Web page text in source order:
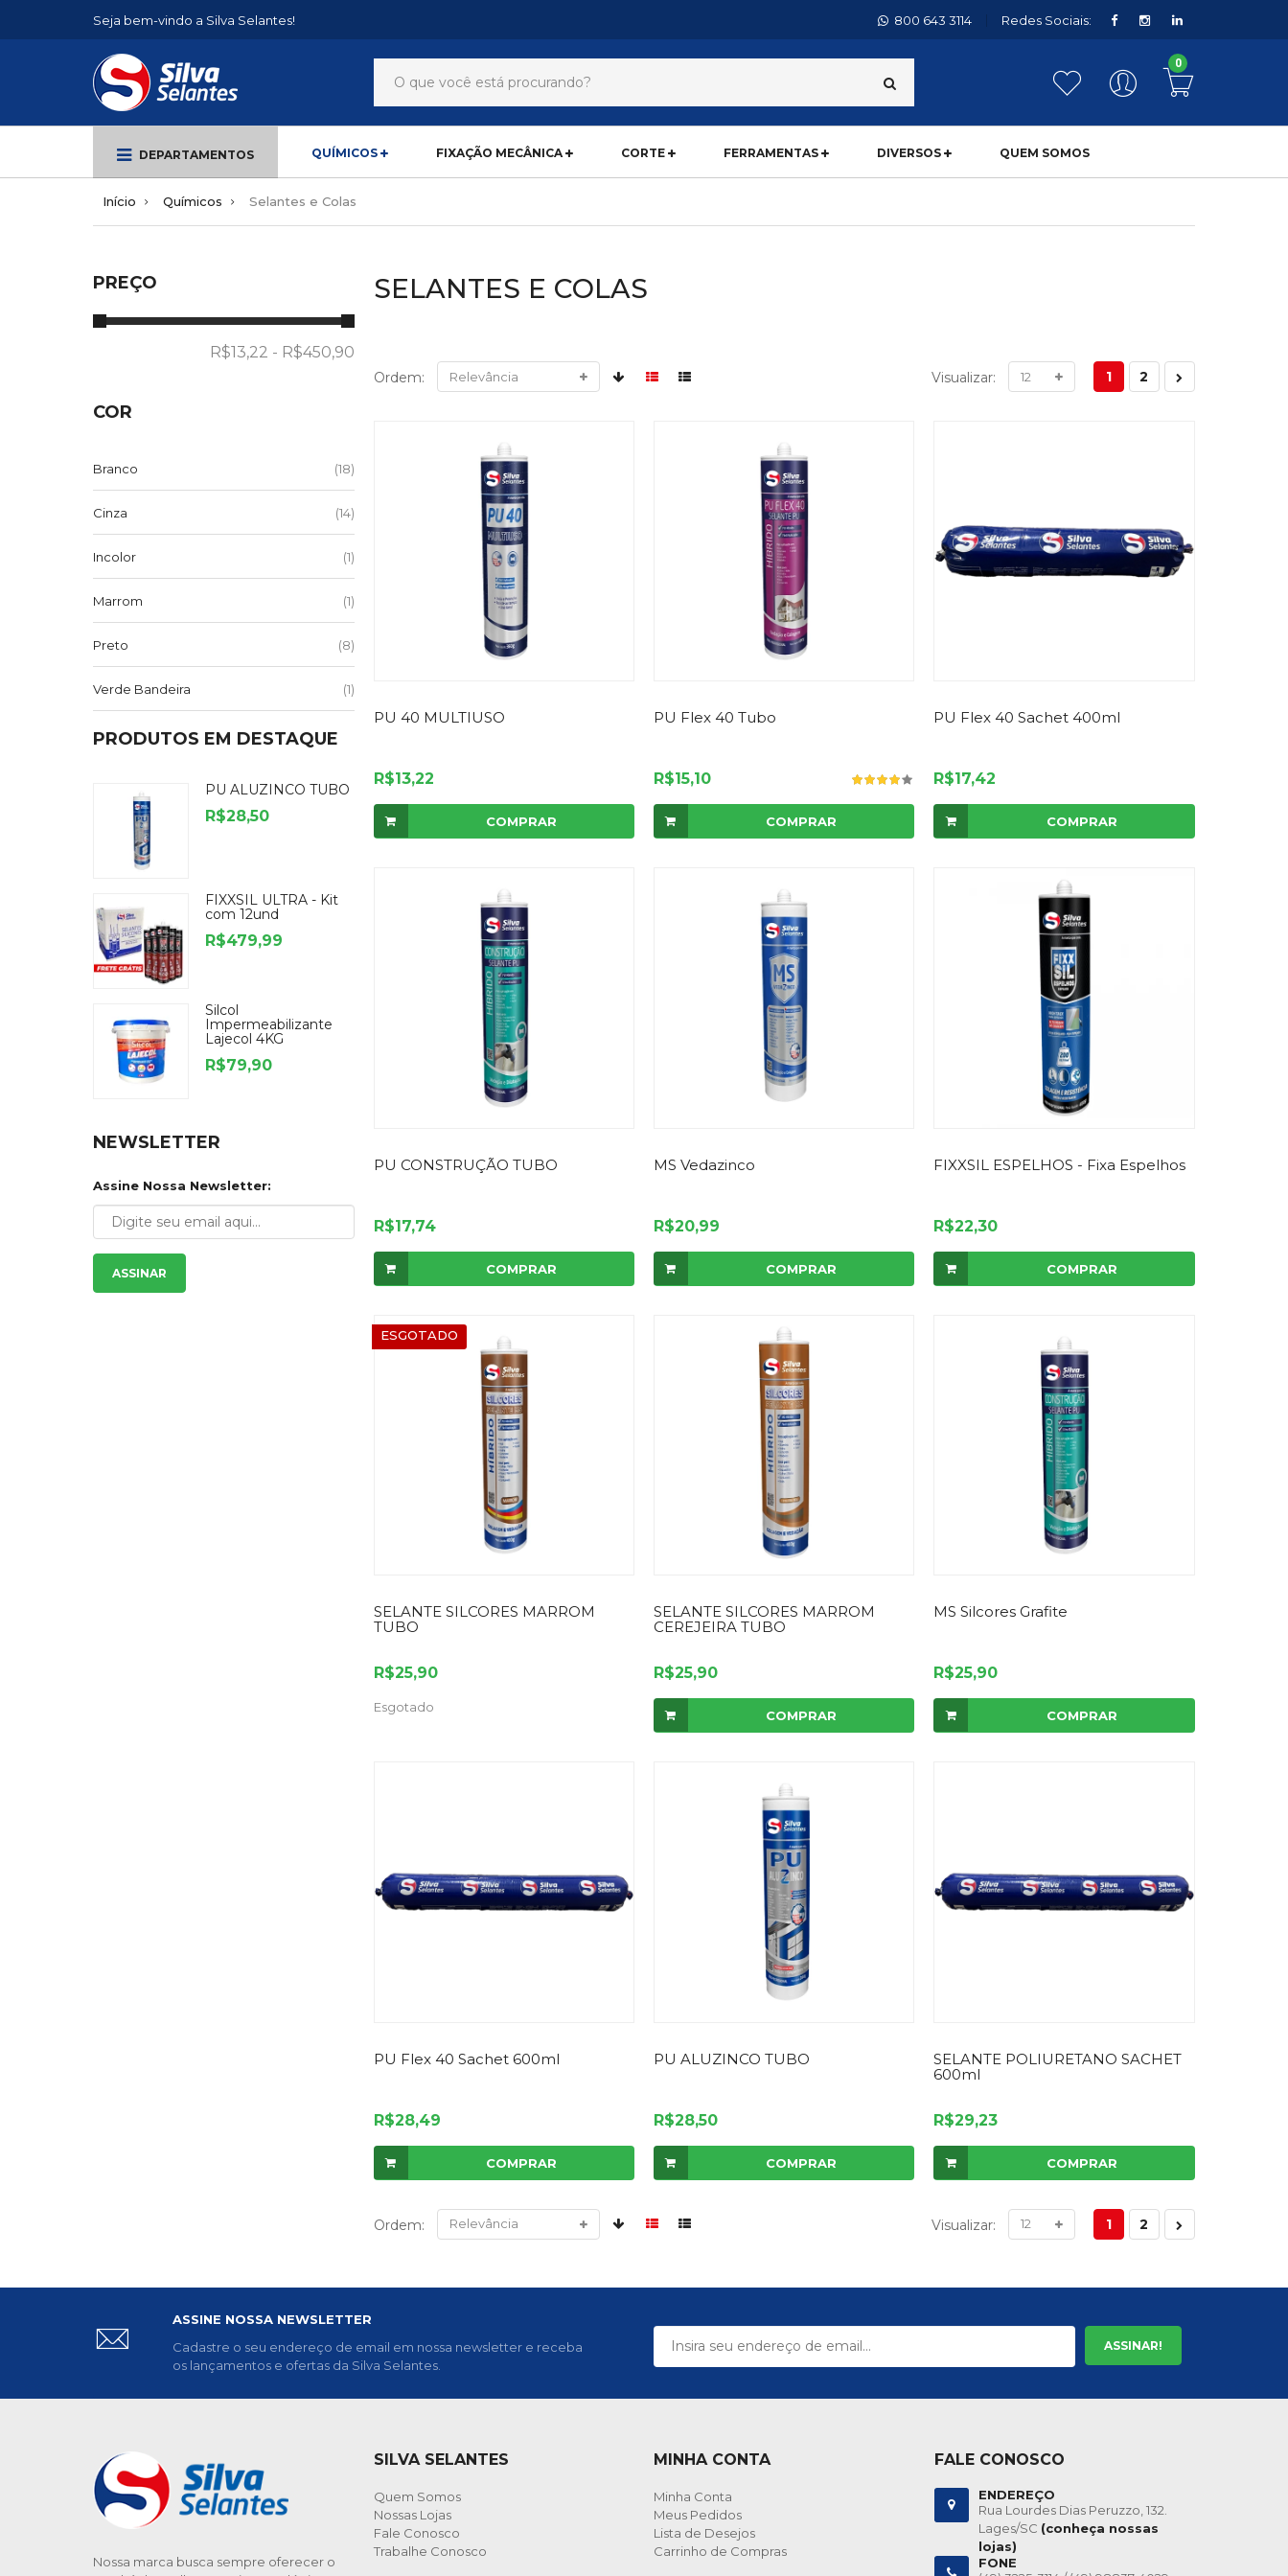
Seja bem-vindo a Silva Selantes! Redes Sociais:
800 643 3114
0
DEPARTAMENTOS QUÍMICOS FIXAÇÃO MECÂNICA CORTE FERRAMENTAS DIVERSOS QUEM SOMOS
Início Químicos Selantes e Colas
PREÇO
COR
Branco (18)
Cinza (14)
Incolor (1)
Marrom (1)
Preto (8)
Verde Bandeira (1)
PRODUTOS EM DESTAQUE
PU ALUZINCO TUBO
R$28,50
FIXXSIL ULTRA - Kit
com 12und
R$479,99
Silcol
Impermeabilizante
Lajecol 4KG
R$79,90
NEWSLETTER
Assine Nossa Newsletter:
ASSINAR
SELANTES E COLAS
Ordem: Visualizar: 1 2
PU 40 MULTIUSO
R$13,22
COMPRAR
PU Flex 40 Tubo
R$15,10
COMPRAR
PU Flex 40 Sachet 400ml
R$17,42
COMPRAR
PU CONSTRUÇÃO TUBO
R$17,74
COMPRAR
MS Vedazinco
R$20,99
COMPRAR
FIXXSIL ESPELHOS - Fixa Espelhos
R$22,30
COMPRAR
ESGOTADO
SELANTE SILCORES MARROM
TUBO
R$25,90
Esgotado
SELANTE SILCORES MARROM
CEREJEIRA TUBO
R$25,90
COMPRAR
MS Silcores Grafite
R$25,90
COMPRAR
PU Flex 40 Sachet 600ml
R$28,49
COMPRAR
PU ALUZINCO TUBO
R$28,50
COMPRAR
SELANTE POLIURETANO SACHET
600ml
R$29,23
COMPRAR
Ordem: Visualizar: 1 2
ASSINE NOSSA NEWSLETTER
Cadastre o seu endereço de email em nossa newsletter e receba
os lançamentos e ofertas da Silva Selantes.
ASSINAR!
Nossa marca busca sempre oferecer o
SILVA SELANTES
Quem Somos
Nossas Lojas
Fale Conosco
Trabalhe Conosco
MINHA CONTA
Minha Conta
Meus Pedidos
Lista de Desejos
Carrinho de Compras
FALE CONOSCO
ENDEREÇO
Rua Lourdes Dias Peruzzo, 132.
Lages/SC (conheça nossas
lojas)
FONE